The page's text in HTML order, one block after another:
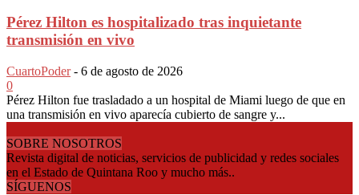
Pérez Hilton es hospitalizado tras inquietante
transmisión en vivo
CuartoPoder - 6 de agosto de 2026
0
Pérez Hilton fue trasladado a un hospital de Miami luego de que en
una transmisión en vivo aparecía cubierto de sangre y...
SOBRE NOSOTROS
Revista digital de noticias, servicios de publicidad y redes sociales
en el Estado de Quintana Roo y mucho más..
SÍGUENOS